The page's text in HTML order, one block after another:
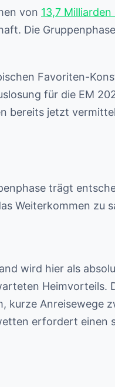
von 13,7 Milliarden
Die
Favoriten-
für die EM
bereits jetzt
trägt
Weiterkommen zu
wird hier als
Heimvorteils.
kurze Anreisewege
erfordert einen